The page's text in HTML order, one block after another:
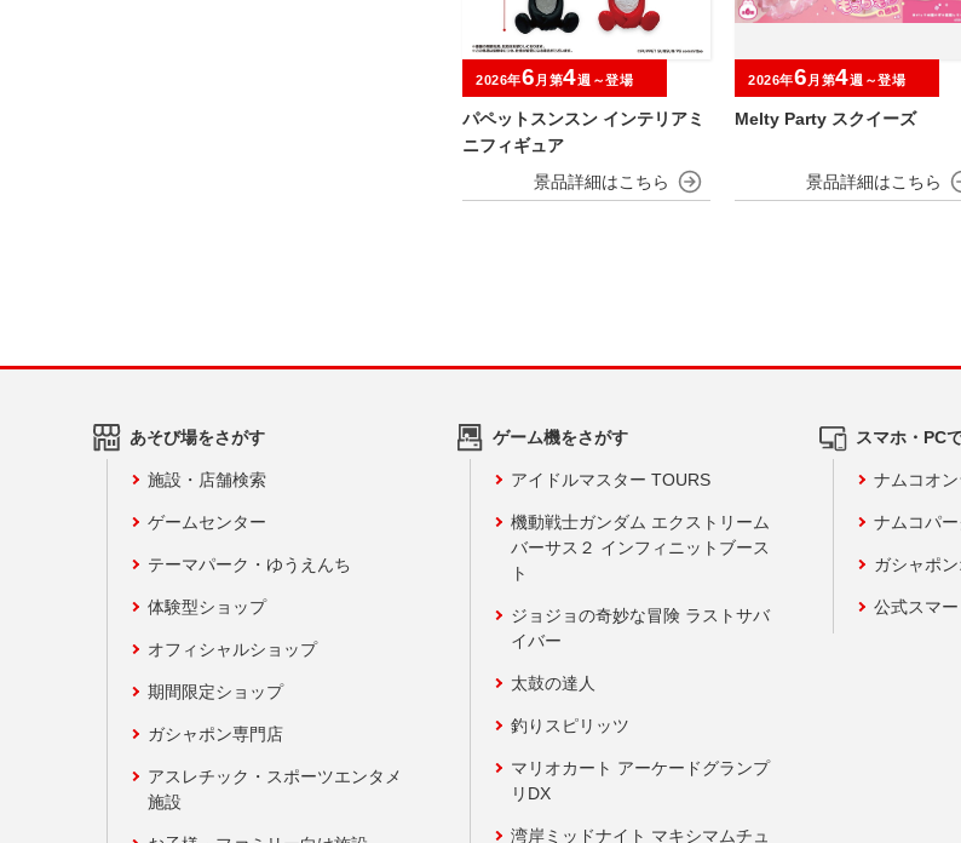
パペットスンスン インテリアミ
ニフィギュア
2026年6 月第4週～登場
Melty Party スクイーズ
2026年6 月第4週～登場
あそび場をさがす
施設・店舗検索
ゲームセンター
テーマパーク・ゆうえんち
体験型ショップ
オフィシャルショップ
期間限定ショップ
ガシャポン専門店
アスレチック・スポーツエンタメ
施設
ゲーム機をさがす
アイドルマスター TOURS
機動戦士ガンダム エクストリーム
バーサス２ インフィニットブース
ト
ジョジョの奇妙な冒険 ラストサバ
イバー
太鼓の達人
釣りスピリッツ
マリオカート アーケードグランプ
リDX
湾岸ミッドナイト マキシマムチュ
スマホ・PC
ナムコオ
ナムコパ
ガシャポ
公式スマ